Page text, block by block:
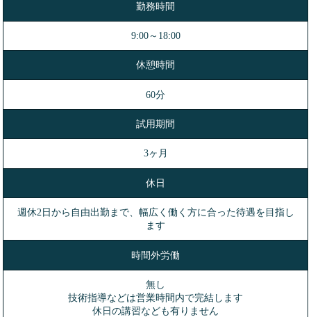
勤務時間
9:00～18:00
休憩時間
60分
試用期間
3ヶ月
休日
週休2日から自由出勤まで、幅広く働く方に合った待遇を目指し
ます
時間外労働
無し
技術指導などは営業時間内で完結します
休日の講習なども有りません